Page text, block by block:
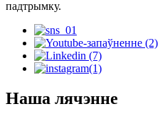
падтрымку.
Наша лячэнне